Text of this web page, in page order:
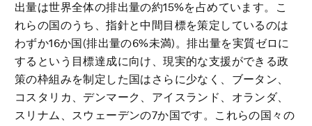
出量は世界全体の排出量の約15%を占めています。こ
れらの国のうち、指針と中間目標を策定しているのは
わずか16か国(排出量の6%未満)。排出量を実質ゼロに
するという目標達成に向け、現実的な支援ができる政
策の枠組みを制定した国はさらに少なく、ブータン、
コスタリカ、デンマーク、アイスランド、オランダ、
スリナム、スウェーデンの7か国です。これらの国々の